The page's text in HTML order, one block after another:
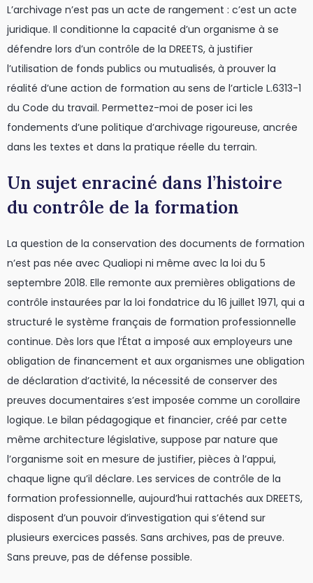
L’archivage n’est pas un acte de rangement : c’est un acte
juridique. Il conditionne la capacité d’un organisme à se
défendre lors d’un contrôle de la DREETS, à justifier
l’utilisation de fonds publics ou mutualisés, à prouver la
réalité d’une action de formation au sens de l’article L.6313-1
du Code du travail. Permettez-moi de poser ici les
fondements d’une politique d’archivage rigoureuse, ancrée
dans les textes et dans la pratique réelle du terrain.
Un sujet enraciné dans l’histoire
du contrôle de la formation
La question de la conservation des documents de formation
n’est pas née avec Qualiopi ni même avec la loi du 5
septembre 2018. Elle remonte aux premières obligations de
contrôle instaurées par la loi fondatrice du 16 juillet 1971, qui a
structuré le système français de formation professionnelle
continue. Dès lors que l’État a imposé aux employeurs une
obligation de financement et aux organismes une obligation
de déclaration d’activité, la nécessité de conserver des
preuves documentaires s’est imposée comme un corollaire
logique. Le bilan pédagogique et financier, créé par cette
même architecture législative, suppose par nature que
l’organisme soit en mesure de justifier, pièces à l’appui,
chaque ligne qu’il déclare. Les services de contrôle de la
formation professionnelle, aujourd’hui rattachés aux DREETS,
disposent d’un pouvoir d’investigation qui s’étend sur
plusieurs exercices passés. Sans archives, pas de preuve.
Sans preuve, pas de défense possible.